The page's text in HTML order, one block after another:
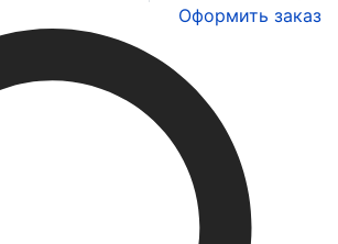
Оформить заказ